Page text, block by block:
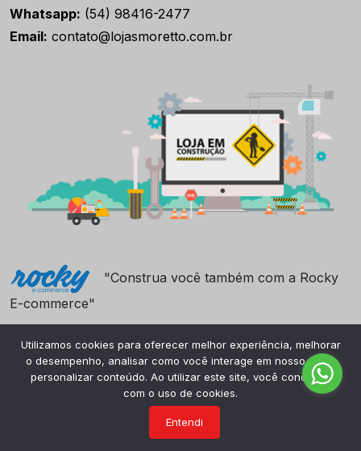
Whatsapp: (54) 98416-2477
Email: contato@lojasmoretto.com.br
"Construa você também com a Rocky
E-commerce"
Utilizamos cookies para oferecer melhor experiência, melhorar
o desempenho, analisar como você interage em nosso site e
personalizar conteúdo. Ao utilizar este site, você concorda
com o uso de cookies.
Entendi